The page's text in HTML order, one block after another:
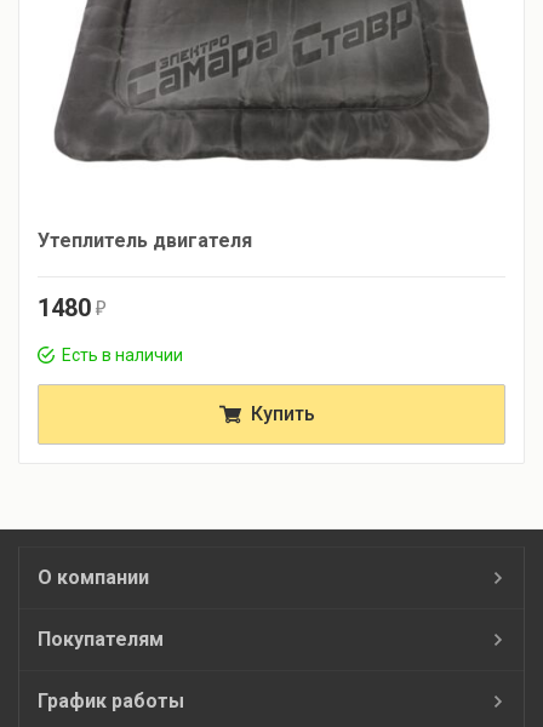
Утеплитель двигателя
1480 r
Есть в наличии
Купить
О компании
Покупателям
График работы